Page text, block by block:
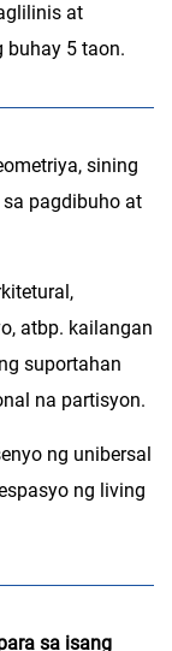
at
buhay 5 taon.
sining
pagdibuho at
atbp. kailangan
suportahan
na partisyon.
ng unibersal
ng living
sa isang